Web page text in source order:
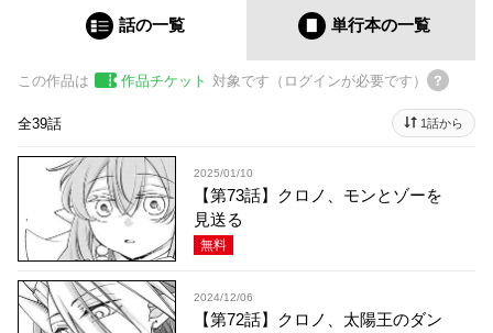
話の一覧 単行本の一覧
この作品は 作品チケット 対象です（ログインが必要です）
全39話 1話から
2025/01/10
【第73話】クロノ、モンとゾーを
見送る
無料
2024/12/06
【第72話】クロノ、太陽王のダン